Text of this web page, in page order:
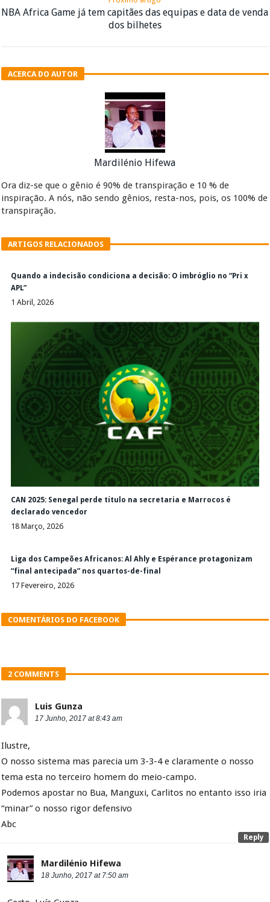
NBA Africa Game já tem capitães das equipas e data de venda
dos bilhetes
ACERCA DO AUTOR
Mardilénio Hifewa
Ora diz-se que o gênio é 90% de transpiração e 10 % de
inspiração. A nós, não sendo gênios, resta-nos, pois, os 100% de
transpiração.
ARTIGOS RELACIONADOS
Quando a indecisão condiciona a decisão: O imbróglio no “Pri x
APL”
1 Abril, 2026
CAN 2025: Senegal perde título na secretaria e Marrocos é
declarado vencedor
18 Março, 2026
Liga dos Campeões Africanos: Al Ahly e Espérance protagonizam
“final antecipada” nos quartos-de-final
17 Fevereiro, 2026
COMENTÁRIOS DO FACEBOOK
2 COMMENTS
Luis Gunza
17 Junho, 2017 at 8:43 am
Ilustre,
O nosso sistema mas parecia um 3-3-4 e claramente o nosso
tema esta no terceiro homem do meio-campo.
Podemos apostar no Bua, Manguxi, Carlitos no entanto isso iria
“minar” o nosso rigor defensivo
Abc
Reply
Mardilénio Hifewa
18 Junho, 2017 at 7:50 am